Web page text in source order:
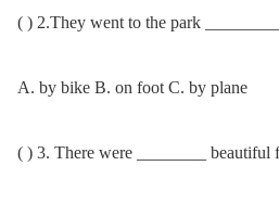
( ) 2.They went to the park
A. by bike B. on foot C. by plane
( ) 3. There were ________ beautiful